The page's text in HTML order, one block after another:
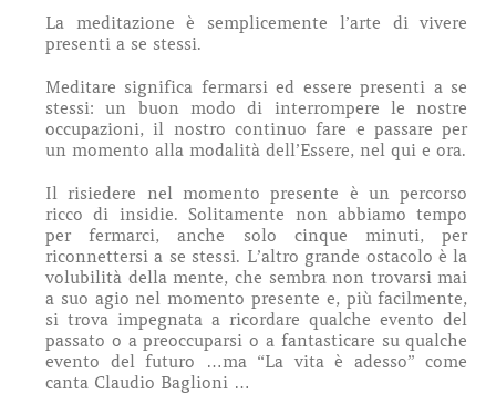
La meditazione è semplicemente l’arte di vivere
presenti a se stessi.
Meditare significa fermarsi ed essere presenti a se
stessi: un buon modo di interrompere le nostre
occupazioni, il nostro continuo fare e passare per
un momento alla modalità dell’Essere, nel qui e ora.
Il risiedere nel momento presente è un percorso
ricco di insidie. Solitamente non abbiamo tempo
per fermarci, anche solo cinque minuti, per
riconnettersi a se stessi. L’altro grande ostacolo è la
volubilità della mente, che sembra non trovarsi mai
a suo agio nel momento presente e, più facilmente,
si trova impegnata a ricordare qualche evento del
passato o a preoccuparsi o a fantasticare su qualche
evento del futuro …ma “La vita è adesso” come
canta Claudio Baglioni …